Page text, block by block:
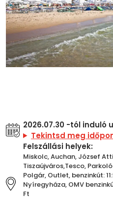
2026.07.30 -tól induló
Tekintsd meg
Felszállási helyek:
Miskolc, Auchan, József
Tiszaújváros,Tesco, Parkoló
Polgár, Outlet, benzinkút:
Nyíregyháza, OMV
Ft